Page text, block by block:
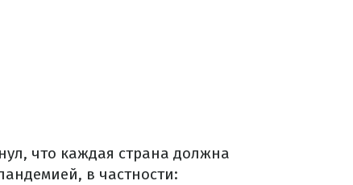
что каждая страна должна
в частности: